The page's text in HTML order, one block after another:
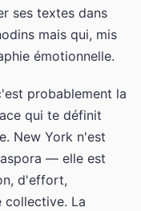
ses textes dans
mais qui, mis
émotionnelle.
probablement la
qui te définit
New York n'est
— elle est
d'effort,
La